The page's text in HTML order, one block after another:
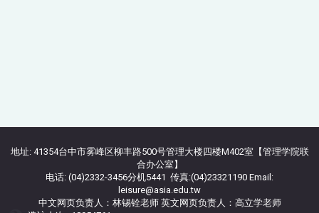
地址: 41354台中市雾峰区柳丰路500号管理大楼四楼M402室【管理学院联
合办公室】
电话: (04)2332-3456分机5441 传真:(04)23321190 Email:
leisure@asia.edu.tw
中文网页负责人：林锡铨老师 英文网页负责人：高立学老师